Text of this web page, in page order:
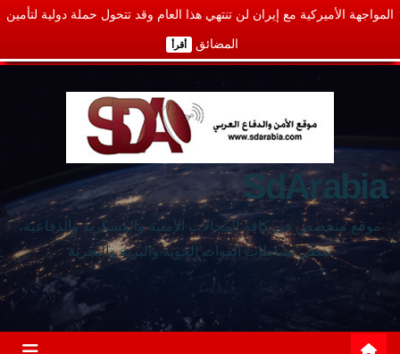
المواجهة الأميركية مع إيران لن تنتهي هذا العام وقد تتحول حملة دولية لتأمين
المضائق أقرأ
SdArabia
موقع متخصص في كافة المجالات الأمنية والعسكرية والدفاعية،
يغطي نشاطات القوات الجوية والبرية والبحرية